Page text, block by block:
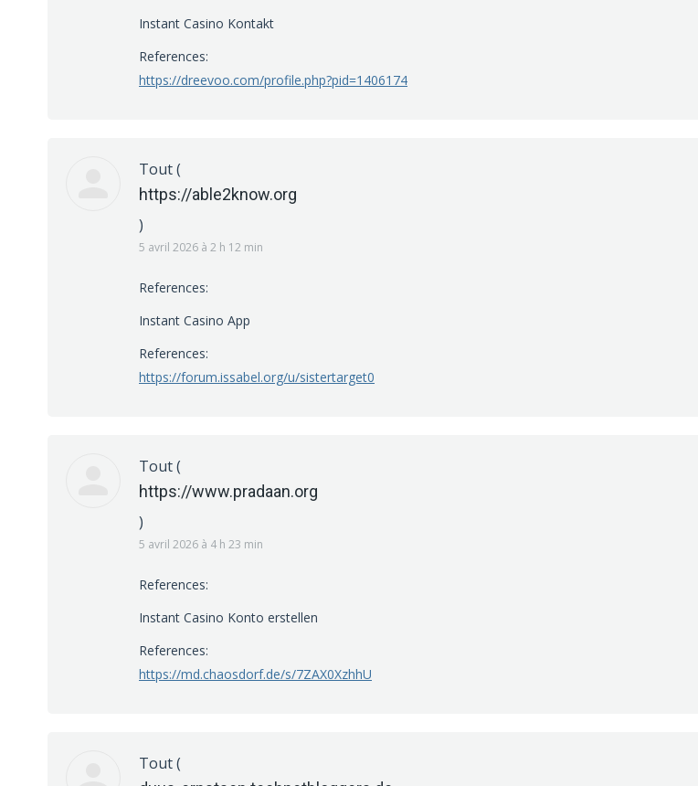
Instant Casino Kontakt
References:
https://dreevoo.com/profile.php?pid=1406174
Tout(
https://able2know.org
)
5 avril 2026 à 2 h 12 min
References:
Instant Casino App
References:
https://forum.issabel.org/u/sistertarget0
Tout(
https://www.pradaan.org
)
5 avril 2026 à 4 h 23 min
References:
Instant Casino Konto erstellen
References:
https://md.chaosdorf.de/s/7ZAX0XzhhU
Tout(